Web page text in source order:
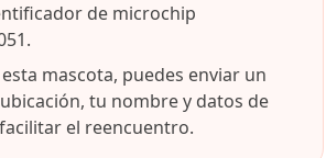
de microchip
mascota, puedes enviar un
tu nombre y datos de
el reencuentro.